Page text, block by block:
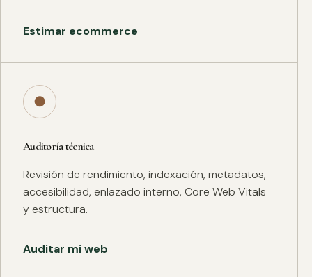
Estimar ecommerce
●
Auditoría técnica
Revisión de rendimiento, indexación, metadatos,
accesibilidad, enlazado interno, Core Web Vitals
y estructura.
Auditar mi web